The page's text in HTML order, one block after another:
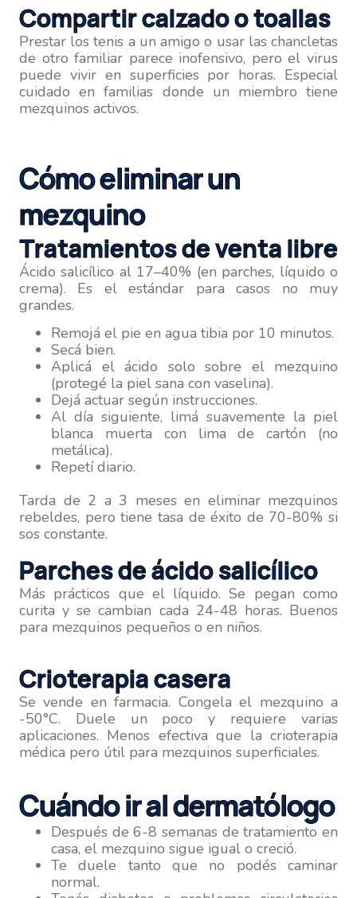
Compartir calzado o toallas
Prestar los tenis a un amigo o usar las chancletas
de otro familiar parece inofensivo, pero el virus
puede vivir en superficies por horas. Especial
cuidado en familias donde un miembro tiene
mezquinos activos.
Cómo eliminar un
mezquino
Tratamientos de venta libre
Ácido salicílico al 17–40% (en parches, líquido o
crema). Es el estándar para casos no muy
grandes.
Remojá el pie en agua tibia por 10 minutos.
Secá bien.
Aplicá el ácido solo sobre el mezquino
(protegé la piel sana con vaselina).
Dejá actuar según instrucciones.
Al día siguiente, limá suavemente la piel
blanca muerta con lima de cartón (no
metálica).
Repetí diario.
Tarda de 2 a 3 meses en eliminar mezquinos
rebeldes, pero tiene tasa de éxito de 70-80% si
sos constante.
Parches de ácido salicílico
Más prácticos que el líquido. Se pegan como
curita y se cambian cada 24-48 horas. Buenos
para mezquinos pequeños o en niños.
Crioterapia casera
Se vende en farmacia. Congela el mezquino a
-50°C. Duele un poco y requiere varias
aplicaciones. Menos efectiva que la crioterapia
médica pero útil para mezquinos superficiales.
Cuándo ir al dermatólogo
Después de 6-8 semanas de tratamiento en
casa, el mezquino sigue igual o creció.
Te duele tanto que no podés caminar
normal.